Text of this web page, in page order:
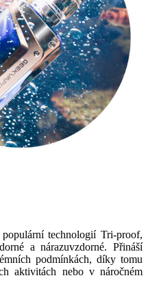
technologií Tri-proof,
a nárazuvzdorné. Přináší
podmínkách, díky tomu
aktivitách nebo v náročném